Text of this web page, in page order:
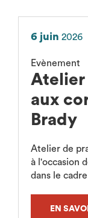
6 juin 2026
Evènement
Atelier
aux
Brady
Atelier de
à l'occasion
dans le
EN